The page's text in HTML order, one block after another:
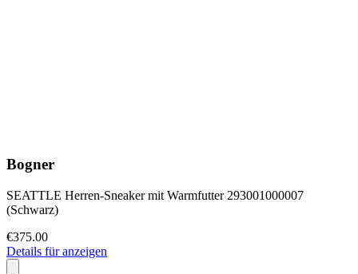
Bogner
SEATTLE Herren-Sneaker mit Warmfutter 293001000007
(Schwarz)
€375.00
Details für anzeigen